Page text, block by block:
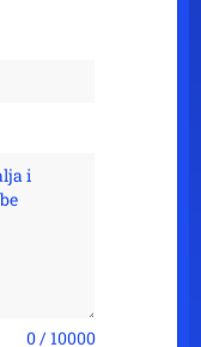
0 / 10000